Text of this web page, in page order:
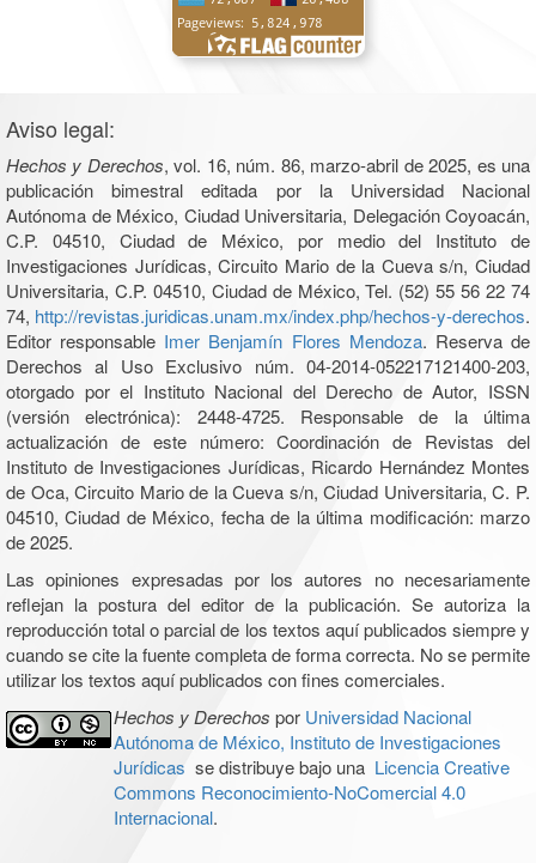
Aviso legal:
Hechos y Derechos, vol. 16, núm. 86, marzo-abril de 2025, es una
publicación bimestral editada por la Universidad Nacional
Autónoma de México, Ciudad Universitaria, Delegación Coyoacán,
C.P. 04510, Ciudad de México, por medio del Instituto de
Investigaciones Jurídicas, Circuito Mario de la Cueva s/n, Ciudad
Universitaria, C.P. 04510, Ciudad de México, Tel. (52) 55 56 22 74
74, http://revistas.juridicas.unam.mx/index.php/hechos-y-derechos.
Editor responsable Imer Benjamín Flores Mendoza. Reserva de
Derechos al Uso Exclusivo núm. 04-2014-052217121400-203,
otorgado por el Instituto Nacional del Derecho de Autor, ISSN
(versión electrónica): 2448-4725. Responsable de la última
actualización de este número: Coordinación de Revistas del
Instituto de Investigaciones Jurídicas, Ricardo Hernández Montes
de Oca, Circuito Mario de la Cueva s/n, Ciudad Universitaria, C. P.
04510, Ciudad de México, fecha de la última modificación: marzo
de 2025.
Las opiniones expresadas por los autores no necesariamente
reflejan la postura del editor de la publicación. Se autoriza la
reproducción total o parcial de los textos aquí publicados siempre y
cuando se cite la fuente completa de forma correcta. No se permite
utilizar los textos aquí publicados con fines comerciales.
Hechos y Derechos por Universidad Nacional
Autónoma de México, Instituto de Investigaciones
Jurídicas se distribuye bajo una Licencia Creative
Commons Reconocimiento-NoComercial 4.0
Internacional.